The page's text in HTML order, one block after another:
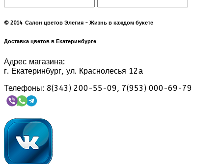
© 2014 Салон цветов Элегия - Жизнь в каждом букете
Доставка цветов в Екатеринбурге
Адрес магазина:
г. Екатеринбург, ул. Краснолесья 12а
Телефоны: 8(343) 200-55-09, 7(953) 000-69-79